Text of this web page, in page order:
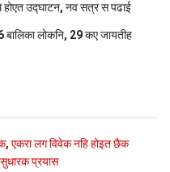
होएत उद्घाटन, नव सत्र स पढाई
लोकनि, 29 कए जायतीह
एकरा लग विवेक नहि होइत छैक
प्रयास